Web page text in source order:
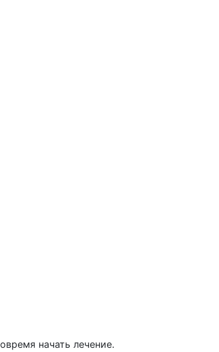
начать лечение.